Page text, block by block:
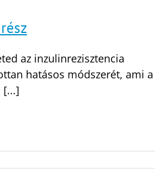
az inzulinrezisztencia
hatásos módszerét, ami a
[...]